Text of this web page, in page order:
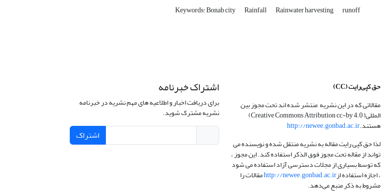
Keywords: Bonab city Rainfall Rainwater harvesting runoff
حق کپی‌رایت(CC)
مقالاتی که در این نشریه منتشر شده اند تحت مجوز بین
المللی( Creative Commons Attribution cc-by 4.0)
هستند.http://newee.gonbad.ac.ir
لذا حق کپی رایت مقاله به نشریه منتقل شده و نویسنده می
تواند از مقاله تحت مجوز فوق الذکر استفاده کند. این مجوز ،
که توسط بسیاری از مجلات دسترسی آزاد استفاده می شود
، اجازه استفاده ازhttp://newee.gonbad.ac.irمقالات را
مشروط به ذکر منبع می‌دهد.
اشتراک خبرنامه
برای دریافت اخبار و اطلاعیه های مهم نشریه در خبرنامه
نشریه مشترک شوید.
اشتراک